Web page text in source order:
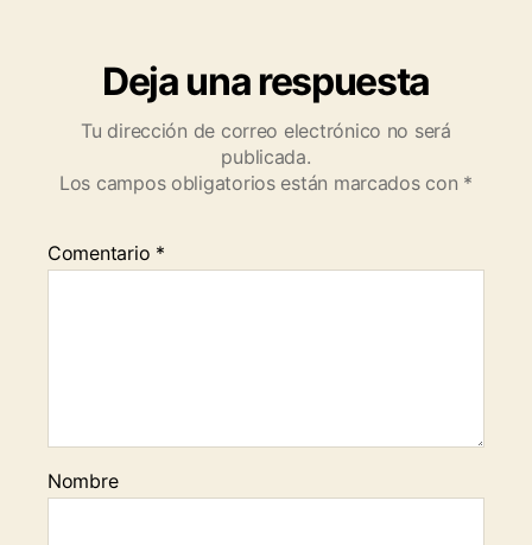
Deja una respuesta
Tu dirección de correo electrónico no será
publicada.
Los campos obligatorios están marcados con *
Comentario *
Nombre